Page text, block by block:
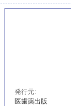
発行元
医歯薬出版